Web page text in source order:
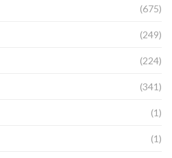
(675)
(249)
(224)
(341)
(1)
(1)